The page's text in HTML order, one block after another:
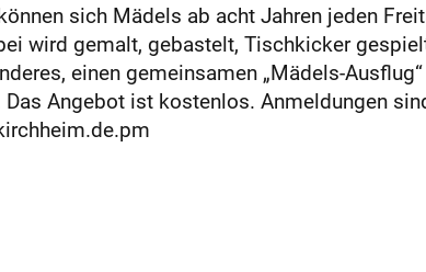
sich Mädels ab acht Jahren jeden
wird gemalt, gebastelt, Tischkicker
einen gemeinsamen „Mädels-
Angebot ist kostenlos. Anmeldungen